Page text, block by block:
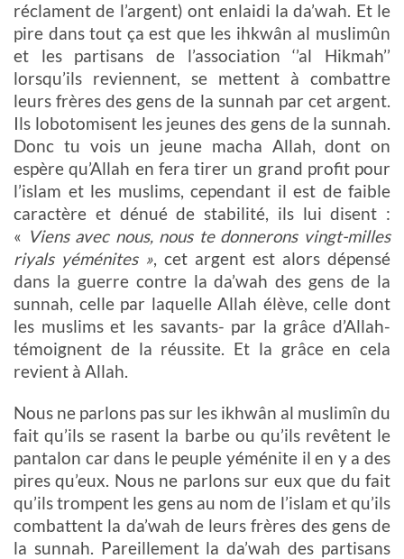
réclament de l’argent) ont enlaidi la da’wah. Et le
pire dans tout ça est que les ihkwân al muslimûn
et les partisans de l’association ‘’al Hikmah’’
lorsqu’ils reviennent, se mettent à combattre
leurs frères des gens de la sunnah par cet argent.
Ils lobotomisent les jeunes des gens de la sunnah.
Donc tu vois un jeune macha Allah, dont on
espère qu’Allah en fera tirer un grand profit pour
l’islam et les muslims, cependant il est de faible
caractère et dénué de stabilité, ils lui disent :
« Viens avec nous, nous te donnerons vingt-milles
riyals yéménites », cet argent est alors dépensé
dans la guerre contre la da’wah des gens de la
sunnah, celle par laquelle Allah élève, celle dont
les muslims et les savants- par la grâce d’Allah-
témoignent de la réussite. Et la grâce en cela
revient à Allah.
Nous ne parlons pas sur les ikhwân al muslimîn du
fait qu’ils se rasent la barbe ou qu’ils revêtent le
pantalon car dans le peuple yéménite il en y a des
pires qu’eux. Nous ne parlons sur eux que du fait
qu’ils trompent les gens au nom de l’islam et qu’ils
combattent la da’wah de leurs frères des gens de
la sunnah. Pareillement la da’wah des partisans